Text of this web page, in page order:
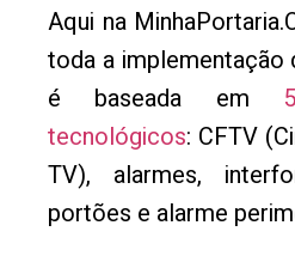
Aqui na
toda a
é baseada em
tecnológicos: CFTV
TV), alarmes,
portões e alarme